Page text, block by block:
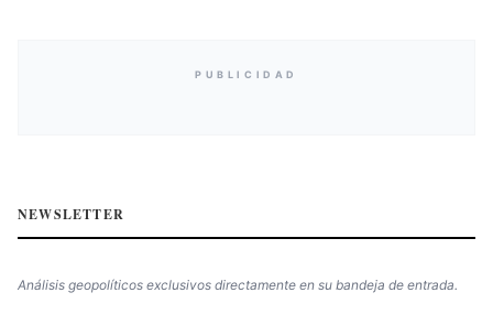
PUBLICIDAD
NEWSLETTER
Análisis geopolíticos exclusivos directamente en su bandeja de entrada.